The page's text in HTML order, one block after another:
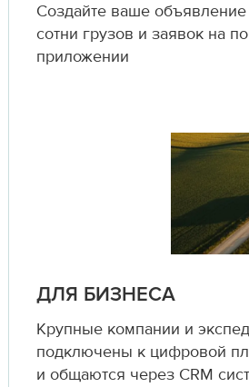
Создайте ваше объявление
сотни грузов и заявок на
приложении
ДЛЯ БИЗНЕСА
Крупные компании и
подключены к цифровой
и общаются через CRM